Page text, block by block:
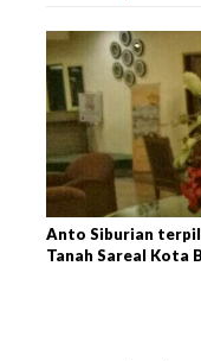
Anto Siburian
Tanah Sareal Kota